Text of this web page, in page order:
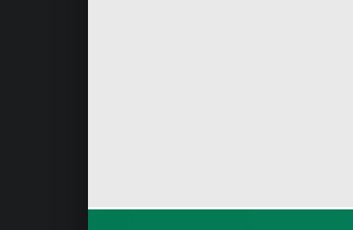
Post navigation